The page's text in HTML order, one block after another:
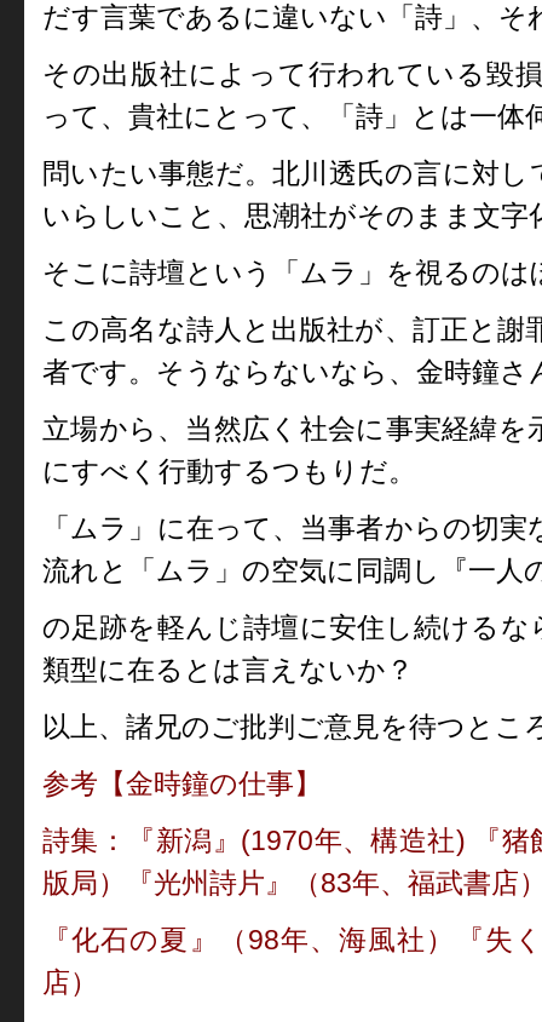
だす言葉であるに違いない「詩」、そ
その出版社によって行われている毀
って、貴社にとって、「詩」とは一体
問いたい事態だ。北川透氏の言に対
いらしいこと、思潮社がそのまま文
そこに詩壇という「ムラ」を視るの
この高名な詩人と出版社が、訂正と
者です。そうならないなら、金時鐘さ
立場から、当然広く社会に事実経緯
にすべく行動するつもりだ。
「ムラ」に在って、当事者からの切
流れと「ムラ」の空気に同調し『一人
の足跡を軽んじ詩壇に安住し続ける
類型に在るとは言えないか？
以上、諸兄のご批判ご意見を待つとこ
参考【金時鐘の仕事】
詩集：『新潟』(1970年、構造社) 『
版局）『光州詩片』（83年、福武書店
『化石の夏』（98年、海風社）『失
店）